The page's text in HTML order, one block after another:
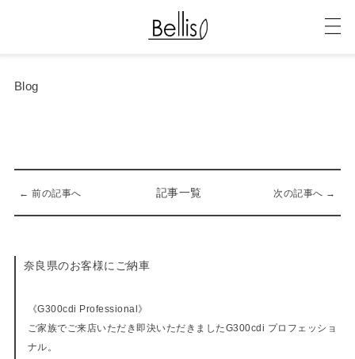
Blog
← 前の記事へ 記事一覧 次の記事へ →
奈良県のお客様にご納車
《G300cdi Professional》
ご家族でご来店いただき即決いただきましたG300cdi プロフェッショ
ナル。